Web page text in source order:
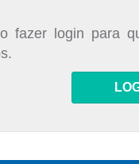
fazer login para